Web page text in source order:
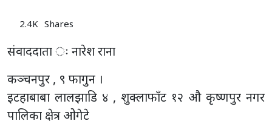
2.4K Shares
संवाददाता ः नारेश राना
कञ्चनपुर , ९ फागुन ।
इटहाबाबा लालझाडि ४ , शुक्लाफाँट १२ औ कृष्णपुर नगर
पालिका क्षेत्र ओगेटे